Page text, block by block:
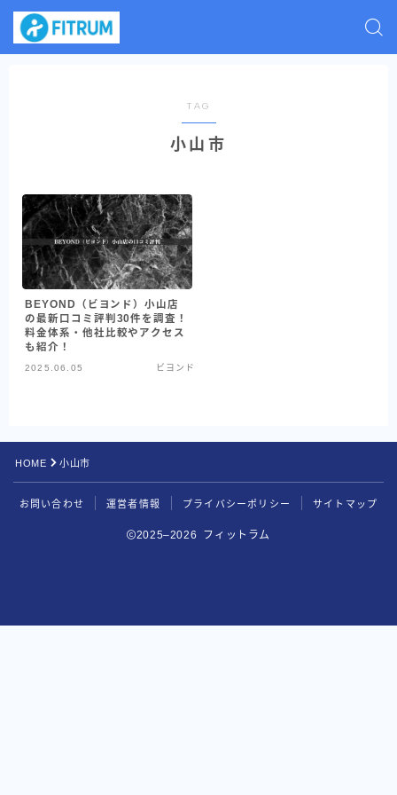
TAG
小山市
BEYOND（ビヨンド）小山店
の最新口コミ評判30件を調査！
料金体系・他社比較やアクセス
も紹介！
2025.06.05 ビヨンド
HOME 小山市
お問い合わせ 運営者情報 プライバシーポリシー サイトマップ
2025–2026 フィットラム